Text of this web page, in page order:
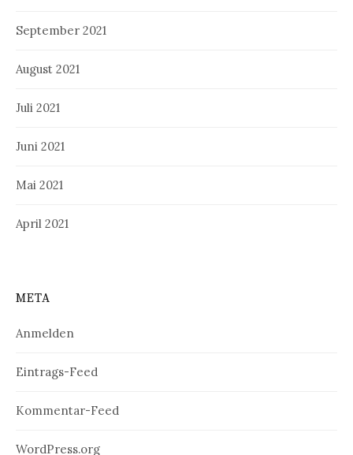
September 2021
August 2021
Juli 2021
Juni 2021
Mai 2021
April 2021
META
Anmelden
Eintrags-Feed
Kommentar-Feed
WordPress.org